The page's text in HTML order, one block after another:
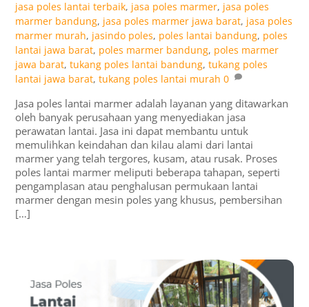
jasa poles lantai terbaik, jasa poles marmer, jasa poles
marmer bandung, jasa poles marmer jawa barat, jasa poles
marmer murah, jasindo poles, poles lantai bandung, poles
lantai jawa barat, poles marmer bandung, poles marmer
jawa barat,tukang poles lantai bandung,tukang poles
lantai jawa barat,tukang poles lantai murah 0
Jasa poles lantai marmer adalah layanan yang ditawarkan
oleh banyak perusahaan yang menyediakan jasa
perawatan lantai. Jasa ini dapat membantu untuk
memulihkan keindahan dan kilau alami dari lantai
marmer yang telah tergores, kusam, atau rusak. Proses
poles lantai marmer meliputi beberapa tahapan, seperti
pengamplasan atau penghalusan permukaan lantai
marmer dengan mesin poles yang khusus, pembersihan
[…]